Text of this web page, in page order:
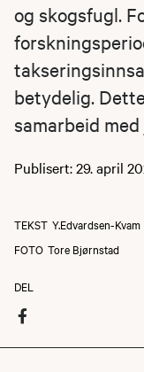
og skogsfugl.
betydelig.
samarbeid
Publisert: 29. april
TEKST Y.Edvardsen-Kvam
FOTO Tore Bjørnstad
DEL